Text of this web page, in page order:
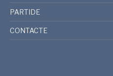
PARTIDE
CONTACTE